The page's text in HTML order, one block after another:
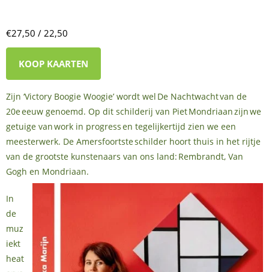
€27,50 / 22,50
KOOP KAARTEN
Zijn ‘Victory Boogie Woogie’ wordt wel De Nachtwacht van de
20e eeuw genoemd. Op dit schilderij van Piet Mondriaan zijn we
getuige van work in progress en tegelijkertijd zien we een
meesterwerk. De Amersfoortste schilder hoort thuis in het rijtje
van de grootste kunstenaars van ons land: Rembrandt, Van
Gogh en Mondriaan.
In
de
muz
iekt
heat